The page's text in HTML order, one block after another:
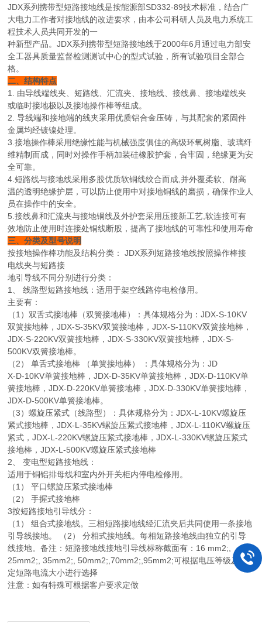
JDX系列携带型短路接地线是按能源部SD332-89技术标准，结合广
大电力工作者对接地线的改进要求，由本公司科研人员及电力系统工
程技术人员共同开发的一
种新型产品。JDX系列携带型短路接地线于2000年6月通过电力部安
全工器具质量监督检测测试中心的型式试验，所有试验项目全部合
格。
二、结构特点
1. 由导线端线夹、短路线、汇流夹、接地线、接线鼻、接地端线夹
或临时接地极以及接地操作棒等组成。
2. 导线端和接地端的线夹采用优质铝合金压铸，与其配套的紧固件
金属均经镀镍处理。
3.接地操作棒采用绝缘性能与机械强度俱佳的高级环氧树脂、玻璃纤
维精制而成，同时对操作手柄加装硅橡胶护套，合牢固，绝缘更为安
全可靠。
4.短路线与接地线采用多股优质软铜线绞合而成,并外覆柔软、耐高
温的透明绝缘护层，可以防止使用中对接地铜线的磨损，确保作业人
员在操作中的安全。
5.接线鼻和汇流夹与接地铜线及外护套采用压接新工艺,软连接可有
效地防止使用时连接处铜线断股，提高了接地线的可靠性和使用寿命
三、分类及型号说明
按接地操作棒功能及结构分类： JDX系列短路接地线按照操作棒接
电线夹与短路接
地引导线不同分别进行分类：
1、 线路型短路接地线：适用于架空线路停电检修用。
主要有：
（1）双舌式接地棒（双簧接地棒）：具体规格分为：JDX-S-10KV
双簧接地棒，JDX-S-35KV双簧接地棒，JDX-S-110KV双簧接地棒，
JDX-S-220KV双簧接地棒，JDX-S-330KV双簧接地棒，JDX-S-
500KV双簧接地棒。
（2） 单舌式接地棒 （单簧接地棒） ：具体规格分为：JD
X-D-10KV单簧接地棒，JDX-D-35KV单簧接地棒，JDX-D-110KV单
簧接地棒，JDX-D-220KV单簧接地棒，JDX-D-330KV单簧接地棒，
JDX-D-500KV单簧接地棒。
（3）螺旋压紧式（线路型）：具体规格分为：JDX-L-10KV螺旋压
紧式接地棒，JDX-L-35KV螺旋压紧式接地棒，JDX-L-110KV螺旋压
紧式，JDX-L-220KV螺旋压紧式接地棒，JDX-L-330KV螺旋压紧式
接地棒，JDX-L-500KV螺旋压紧式接地棒
2、 变电型短路接地线：
适用于铜铝排母线和室内外开关柜内停电检修用。
（1） 平口螺旋压紧式接地棒
（2） 手握式接地棒
3按短路接地引导线分：
（1） 组合式接地线。三相短路接地线经汇流夹后共同使用一条接地
引导线接地。 （2） 分相式接地线。每相短路接地线由独立的引导
线接地。备注：短路接地线接地引导线标称截面有：16 mm2;,
25mm2;, 35mm2;, 50mm2;,70mm2;,95mm2;可根据电压等级及额
定短路电流大小进行选择
注意：如有特殊可根据客户要求定做